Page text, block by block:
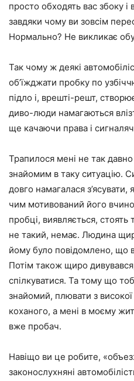
просто обходять вас збоку
завдяки чому ви зовсім
Нормально? Не викликає
Так чому ж деякі
об’їжджати пробку по
підло і, врешті-решт,
диво-люди намагаються
ще качаючи права і
Трапилося мені не так
знайомим в таку ситуацію.
довго намагалася з’ясувати,
чим мотивований його
пробці, виявляється, стоять
не такий, немає. Людина
йому було повідомлено, що
Потім також щиро
спілкуватися. Та тому що
знайомий, плювати з високої
коханого, а мені в моєму
вже пробач.
Навіщо ви це робите,
законослухняні